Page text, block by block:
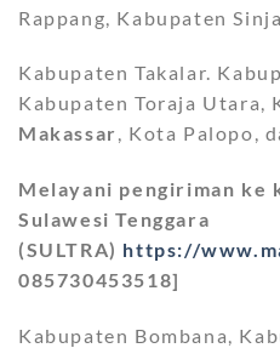
Rappang, Kabupaten
Kabupaten Takalar.
Kabupaten Toraja Utara,
Makassar , Kota Palopo,
Melayani pengiriman ke
Sulawesi Tenggara
(SULTRA) https://
085730453518]
Kabupaten Bombana,